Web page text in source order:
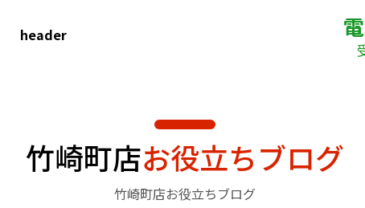
header
竹崎町店お役立ちブログ
竹崎町店お役立ちブログ